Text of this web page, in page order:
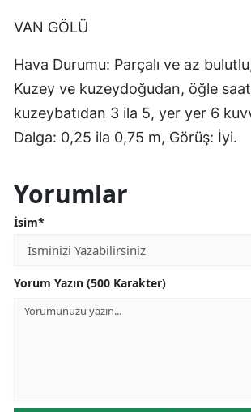
VAN GÖLÜ
Hava Durumu: Parçalı ve az
Kuzey ve kuzeydoğudan, öğle
kuzeybatıdan 3 ila 5, yer yer 6
Dalga: 0,25 ila 0,75 m, Görüş: İyi.
Yorumlar
İsim*
Yorum Yazın (500 Karakter)